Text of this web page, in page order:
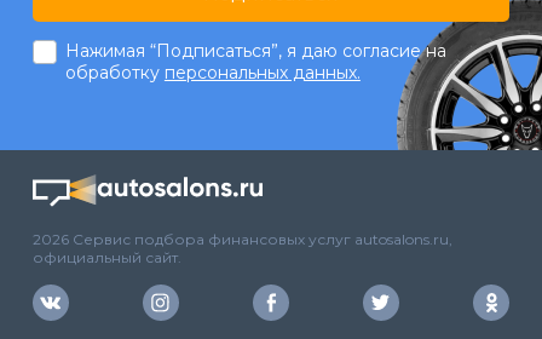
Нажимая “Подписаться”, я даю согласие на
обработку персональных данных.
2026 Сервис подбора финансовых услуг autosalons.ru,
официальный сайт.